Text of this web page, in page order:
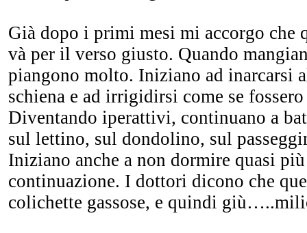
Già dopo i primi mesi mi accorgo che
và per il verso giusto. Quando
piangono molto. Iniziano ad inarcarsi
schiena e ad irrigidirsi come se
Diventando iperattivi, continuano a
sul lettino, sul dondolino, sul
Iniziano anche a non dormire quasi
continuazione. I dottori dicono che
colichette gassose, e quindi